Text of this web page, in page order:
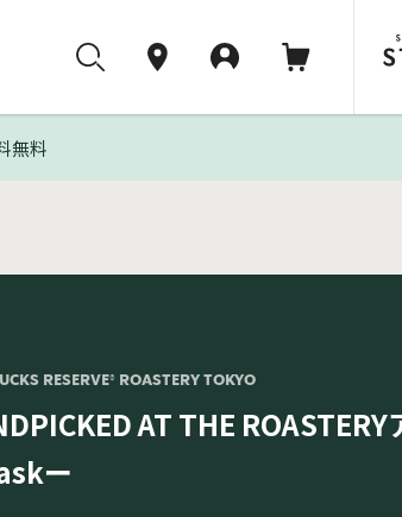
無料
RESERVE® ROASTERY TOKYO
AT THE
ー